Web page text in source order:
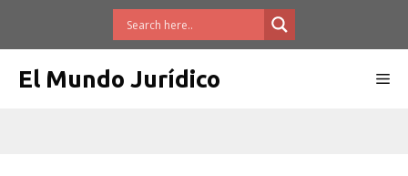
El Mundo Jurídico